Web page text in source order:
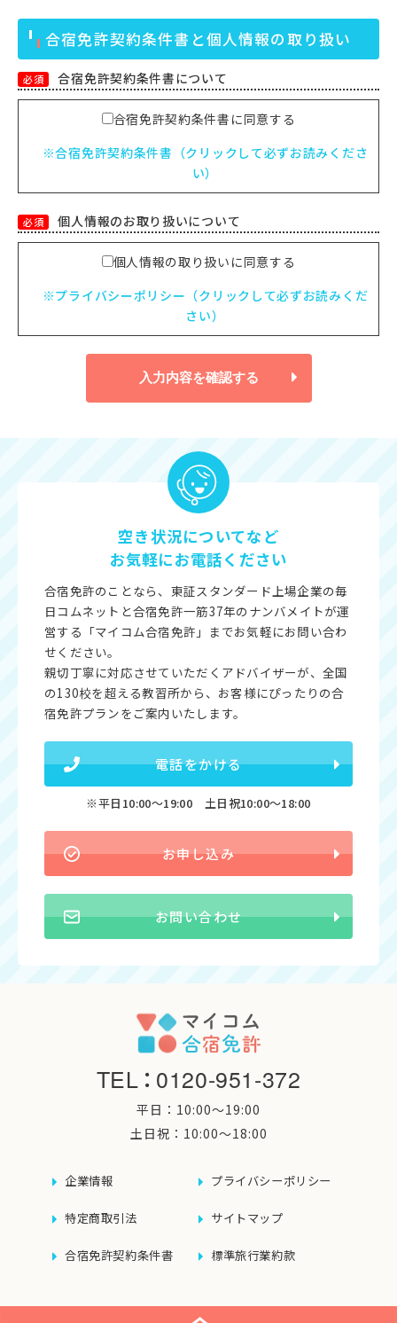
合宿免許契約条件書と個人情報の取り扱い
必須 合宿免許契約条件書について
合宿免許契約条件書に同意する
※合宿免許契約条件書（クリックして必ずお読みくださ
い）
必須 個人情報のお取り扱いについて
個人情報の取り扱いに同意する
※プライバシーポリシー（クリックして必ずお読みくだ
さい）
入力内容を確認する
空き状況についてなど
お気軽にお電話ください
合宿免許のことなら、東証スタンダード上場企業の毎
日コムネットと合宿免許一筋37年のナンバメイトが運
営する「マイコム合宿免許」までお気軽にお問い合わ
せください。
親切丁寧に対応させていただくアドバイザーが、全国
の130校を超える教習所から、お客様にぴったりの合
宿免許プランをご案内いたします。
電話をかける
※平日10:00〜19:00 土日祝10:00〜18:00
お申し込み
お問い合わせ
TEL：0120-951-372
平日：10:00〜19:00
土日祝：10:00〜18:00
企業情報 プライバシーポリシー
特定商取引法 サイトマップ
合宿免許契約条件書 標準旅行業約款